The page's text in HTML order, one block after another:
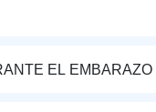
EL